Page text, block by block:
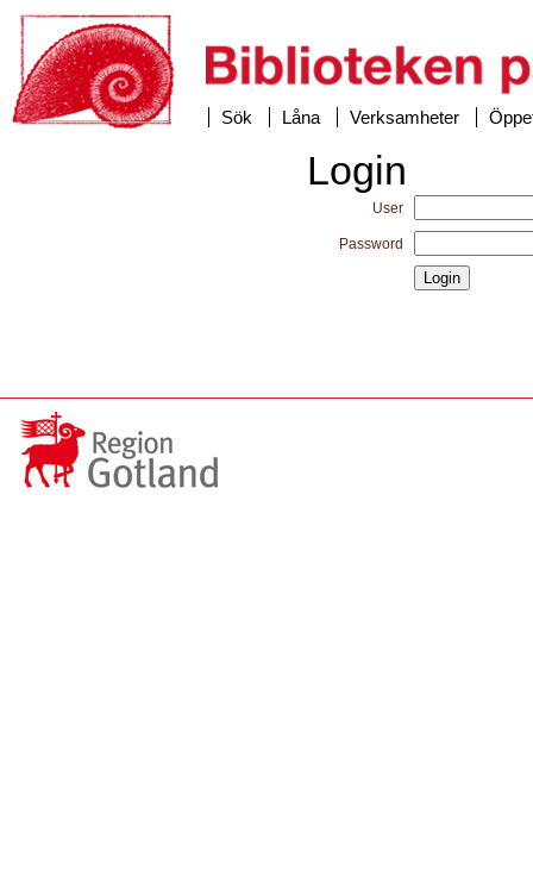
Sök Låna Verksamheter
Login
User
Password